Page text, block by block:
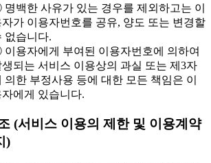
백한 사유가 있는 경우를 제외하고는 이
자가 이용자번호를 공유, 양도 또는 변경할
없습니다.
용자에게 부여된 이용자번호에 의하여
생되는 서비스 이용상의 과실 또는 제3자
의한 부정사용 등에 대한 모든 책임은 이
자에게 있습니다.
(서비스 이용의 제한 및 이용계약
)